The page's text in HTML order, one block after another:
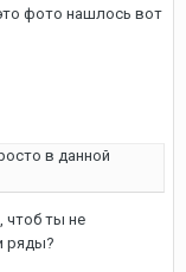
фото нашлось вот
в данной
чтоб ты не
ряды?